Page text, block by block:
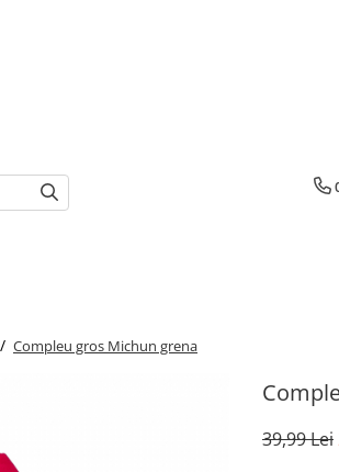
Compleu gros Michun grena
39,99 Lei